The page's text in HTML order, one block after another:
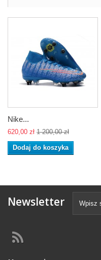
Nike...
620,00 zł 1 200,00 zł
Dodaj do koszyka
Newsletter